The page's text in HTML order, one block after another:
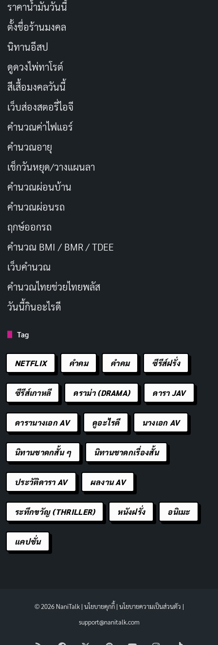
ราคาน้ำมันวันนี้
ตั้งชื่อร้านมงคล
นิทานอีสป
ดูดวงไพ่ทาโรต์
สีเสื้อมงคลวันนี้
เว็บส่องสตอรี่ไอจี
คำนวณค่าไฟแอร์
คำนวณอายุ
เช็กวันหยุด/วางแผนลา
คำนวณผ่อนบ้าน
คำนวณผ่อนรถ
ฤกษ์ออกรถ
คำนวณ BMI / BMR / TDEE
เว็บคํานวณ
คํานวณไทยช่วยไทยพลัส
วันนี้กินอะไรดี
Tag
NETFLIX คำคม คําคม ซีรีส์ฝรั่ง
ซีรีส์เกาหลี ดราม่า (DRAMA) ดารา JAV
ดารานางเอก AV ดูอะไรดี นางเอก AV
นิทานชาดกสั้น ๆ นิทานชาดกเรื่องสั้น
ประวัติดารา AV ผลงาน AV
ระทึกขวัญ (THRILLER) หนังฝรั่ง อนิเมะ
แคปชั่น
© 2026 NaniTalk | นโยบายคุกกี้| นโยบายความเป็นส่วนตัว |
support@nanitalk.com